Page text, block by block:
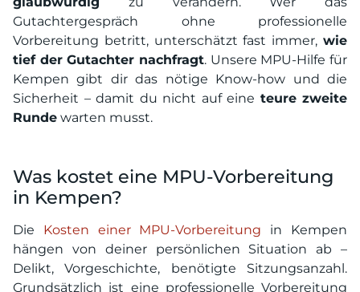
Gutachtergespräch ohne professionelle
Vorbereitung betritt, unterschätzt fast immer, wie
tief der Gutachter nachfragt. Unsere MPU-Hilfe für
Kempen gibt dir das nötige Know-how und die
Sicherheit – damit du nicht auf eine teure zweite
Runde warten musst.
Was kostet eine MPU-Vorbereitung
in Kempen?
Die Kosten einer MPU-Vorbereitung in Kempen
hängen von deiner persönlichen Situation ab –
Delikt, Vorgeschichte, benötigte Sitzungsanzahl.
Grundsätzlich ist eine professionelle Vorbereitung